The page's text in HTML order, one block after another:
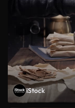
iStock